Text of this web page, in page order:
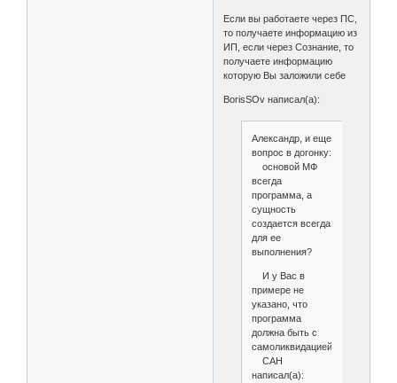
Если вы работаете через ПС,
то получаете информацию из
ИП, если через Сознание, то
получаете информацию
которую Вы заложили себе
BorisSOv написал(а):
Александр, и еще
вопрос в догонку:
основой МФ
всегда
программа, а
сущность
создается всегда
для ее
выполнения?
И у Вас в
примере не
указано, что
программа
должна быть с
самоликвидацией
САН
написал(а):